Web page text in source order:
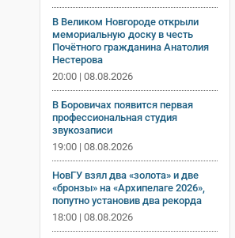
В Великом Новгороде открыли
мемориальную доску в честь
Почётного гражданина Анатолия
Нестерова
20:00 | 08.08.2026
В Боровичах появится первая
профессиональная студия
звукозаписи
19:00 | 08.08.2026
НовГУ взял два «золота» и две
«бронзы» на «Архипелаге 2026»,
попутно установив два рекорда
18:00 | 08.08.2026